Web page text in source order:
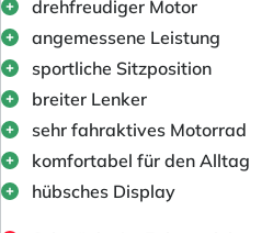
drehfreudiger Motor
angemessene Leistung
sportliche Sitzposition
breiter Lenker
sehr fahraktives Motorrad
komfortabel für den Alltag
hübsches Display